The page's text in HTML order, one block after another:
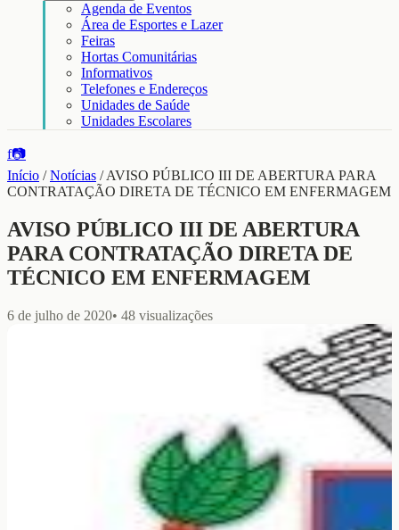
Agenda de Eventos
Área de Esportes e Lazer
Feiras
Hortas Comunitárias
Informativos
Telefones e Endereços
Unidades de Saúde
Unidades Escolares
f📷
Início /Notícias /AVISO PÚBLICO III DE ABERTURA PARA
CONTRATAÇÃO DIRETA DE TÉCNICO EM ENFERMAGEM
AVISO PÚBLICO III DE ABERTURA
PARA CONTRATAÇÃO DIRETA DE
TÉCNICO EM ENFERMAGEM
6 de julho de 2020• 48 visualizações